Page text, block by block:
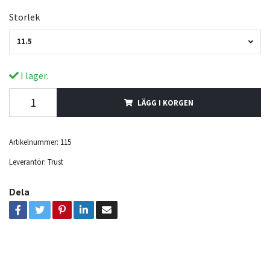
Storlek
11.5
I lager.
LÄGG I KORGEN
Artikelnummer: 115
Leverantör: Trust
Dela